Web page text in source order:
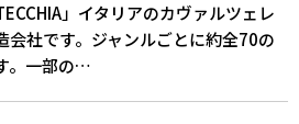
」イタリアのカヴァルツェレ
会社です。ジャンルごとに約全70の
。一部の…